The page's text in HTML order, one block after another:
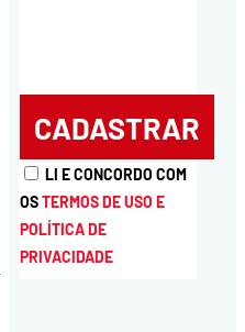
LI E CONCORDO COM
OSTERMOS DE USO E
POLÍTICA DE
PRIVACIDADE